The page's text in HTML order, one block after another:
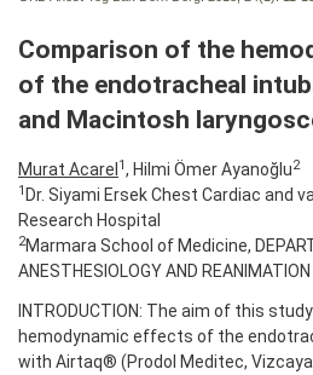
Comparison of the
of the endotracheal
and Macintosh
Murat Acarel 1, Hilmi Ömer Ayanoğlu2
1 Dr. Siyami Ersek Chest Cardiac and
Research Hospital
2Marmara School of Medicine,
ANESTHESIOLOGY AND REANIMATION
INTRODUCTION: The aim of this
hemodynamic effects of the
with Airtaq® (Prodol Meditec,